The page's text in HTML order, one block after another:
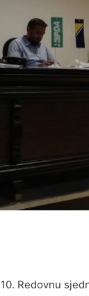
Redovnu